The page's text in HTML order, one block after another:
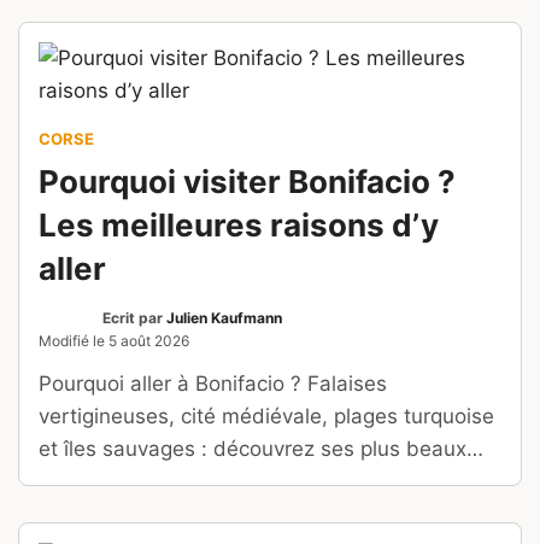
CORSE
Pourquoi visiter Bonifacio ?
Les meilleures raisons d’y
aller
Ecrit par Julien Kaufmann
Modifié le 5 août 2026
Pourquoi aller à Bonifacio ? Falaises
vertigineuses, cité médiévale, plages turquoise
et îles sauvages : découvrez ses plus beaux
atouts.